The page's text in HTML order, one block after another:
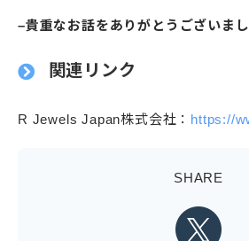
–貴重なお話をありがとうございまし
関連リンク
R Jewels Japan株式会社： https://
SHARE